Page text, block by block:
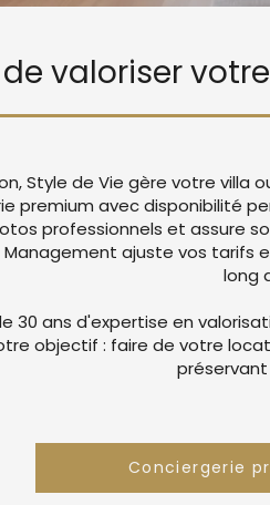
de valoriser
Style de Vie gère votre
premium avec disponibilité
professionnels et assure
Management ajuste vos tarifs
long
30 ans d'expertise en
objectif : faire de votre
Conciergerie